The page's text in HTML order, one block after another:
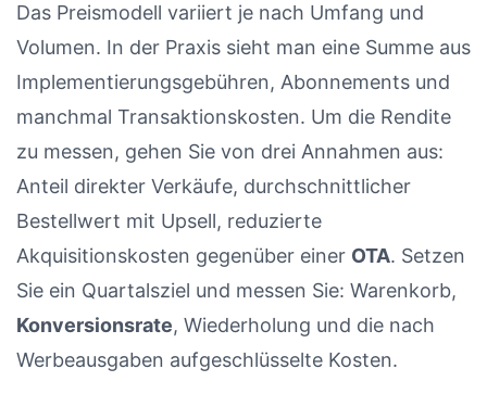
Das Preismodell variiert je nach Umfang und
Volumen. In der Praxis sieht man eine Summe aus
Implementierungsgebühren, Abonnements und
manchmal Transaktionskosten. Um die Rendite
zu messen, gehen Sie von drei Annahmen aus:
Anteil direkter Verkäufe, durchschnittlicher
Bestellwert mit Upsell, reduzierte
Akquisitionskosten gegenüber einer OTA. Setzen
Sie ein Quartalsziel und messen Sie: Warenkorb,
Konversionsrate, Wiederholung und die nach
Werbeausgaben aufgeschlüsselte Kosten.